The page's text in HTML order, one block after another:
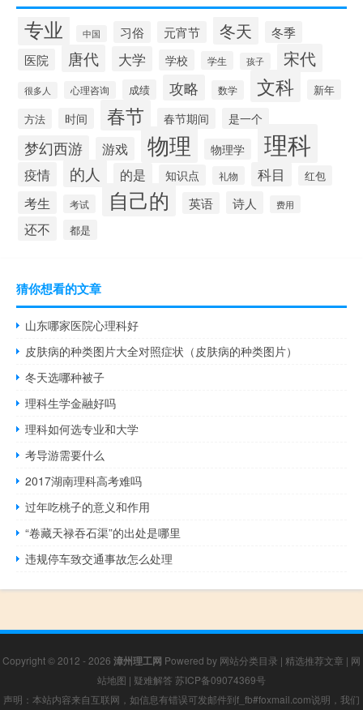
专业 中国 习俗 元宵节 冬天
冬季
医院
唐代 大学 学校 学生 孩子 宋代
很多人 心理咨询 成绩 攻略 数学 文科
新年
方法
时间 春节 春节期间 是一个
梦幻西游 游戏 物理 物理学 理科
疫情 的人 的是 知识点 礼物 科目 红包
考生 考试 自己的 英语 诗人 费用
还不 都是
猜你想看的文章
山东哪家医院心理科好
皮肤病的种类图片大全对照症状（皮肤病的种类图片）
冬天选哪种被子
理科生学金融好吗
理科如何选专业和大学
考导游需要什么
2017湖南理科高考难吗
过年吃桃子的意义和作用
“卷藏天禄吞石渠”的出处是哪里
违规停车致交通事故怎么处理
Copyright © 2012 - 2026 漳州理工网 Powered by 网站分类目录 | 精选推荐文章 | 网
站地图 | 疑难解答 苏ICP备09074369号
声明：本站内容来自互联网，如信息有错误可发邮件到f_fb#foxmail.com说明，我们